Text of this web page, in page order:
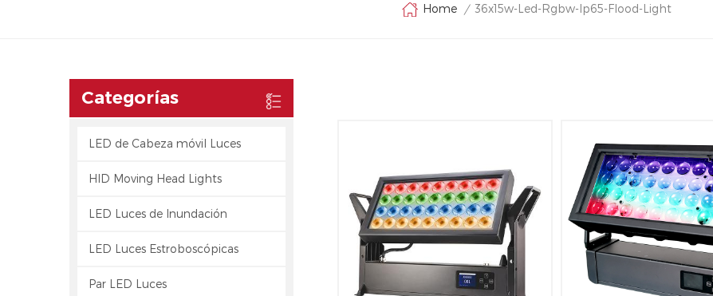
Home / 36x15w-Led-Rgbw-Ip65-Flood-Light
Categorías
LED de Cabeza móvil Luces
HID Moving Head Lights
LED Luces de Inundación
LED Luces Estroboscópicas
Par LED Luces